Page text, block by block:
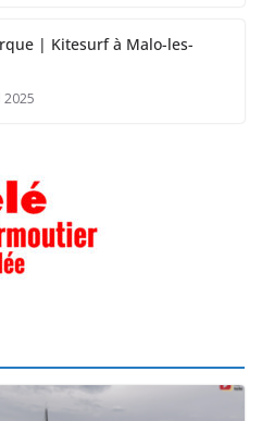
| Kitesurf à Malo-les-
2025